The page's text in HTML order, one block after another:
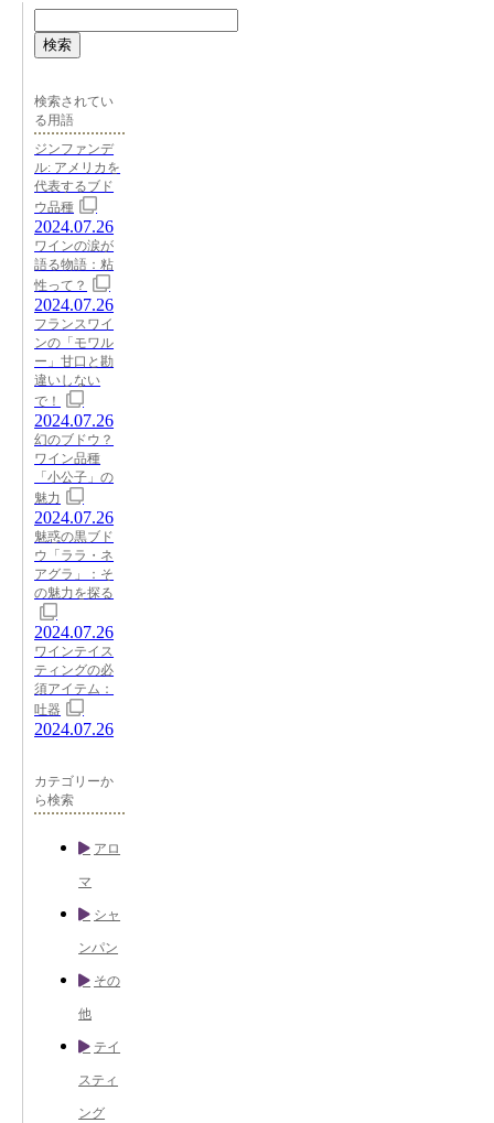
検索
検索されてい
る用語
ジンファンデ
ル: アメリカを
代表するブド
ウ品種
2024.07.26
ワインの涙が
語る物語：粘
性って？
2024.07.26
フランスワイ
ンの「モワル
ー」甘口と勘
違いしない
で！
2024.07.26
幻のブドウ？
ワイン品種
「小公子」の
魅力
2024.07.26
魅惑の黒ブド
ウ「ララ・ネ
アグラ」：そ
の魅力を探る
2024.07.26
ワインテイス
ティングの必
須アイテム：
吐器
2024.07.26
カテゴリーか
ら検索
アロ
マ
シャ
ンパン
その
他
テイ
スティ
ング